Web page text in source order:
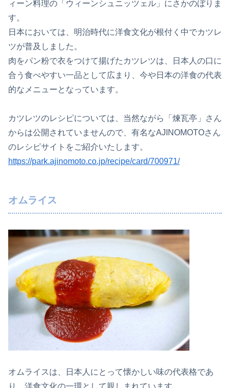
ィーン料理の「ウィーンシュニッツェル」にさかのぼりま
す。
日本においては、明治時代に洋食文化が根付く中でカツレ
ツが普及しました。
肉をパン粉で衣をつけて揚げたカツレツは、日本人の口に
合う食べやすい一品として広まり、今や日本の洋食の代表
的なメニューとなっています。
カツレツのレシピについては、当然ながら「煉瓦亭」さん
からは公開されていませんので、有名なAJINOMOTOさん
のレシピサイトをご紹介いたします。
https://park.ajinomoto.co.jp/recipe/card/700971/
オムライス
オムライスは、日本人にとって懐かしい味の代表格であ